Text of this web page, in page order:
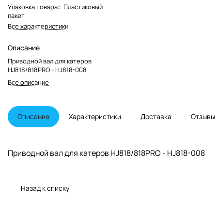
Упаковка товара: Пластиковый
пакет
Все характеристики
Описание
Приводной вал для катеров
HJ818/818PRO - HJ818-008
Все описание
Описание Характеристики Доставка Отзывы
Приводной вал для катеров HJ818/818PRO - HJ818-008
Назад к списку